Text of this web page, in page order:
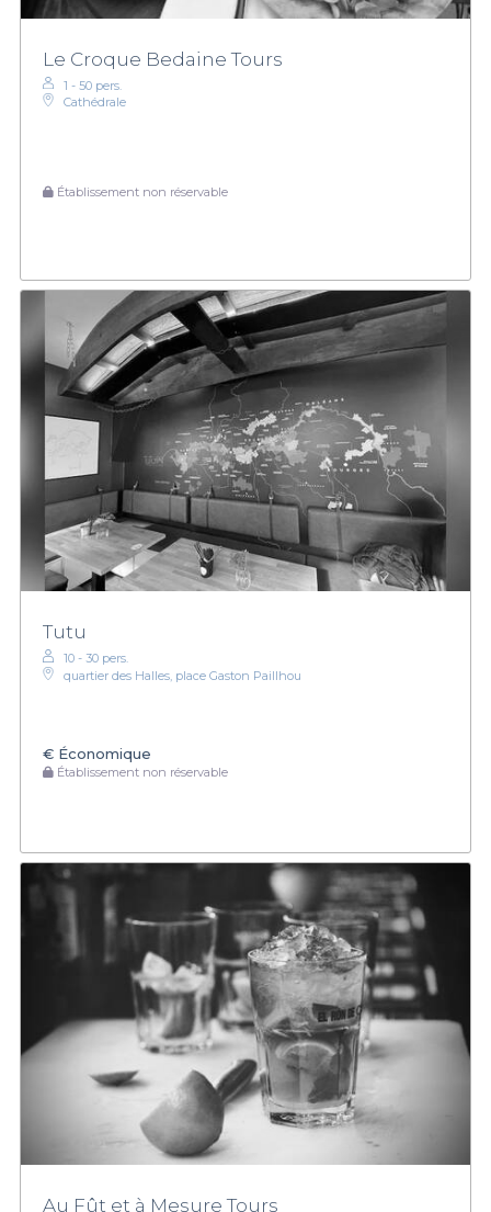
Le Croque Bedaine Tours
1 - 50 pers.
Cathédrale
Établissement non réservable
Tutu
10 - 30 pers.
quartier des Halles, place Gaston Paillhou
€ Économique
Établissement non réservable
Au Fût et à Mesure Tours